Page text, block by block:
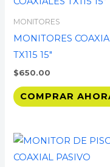
MONITORES
MONITORES
TX115 15″
$650.00
COMPRAR